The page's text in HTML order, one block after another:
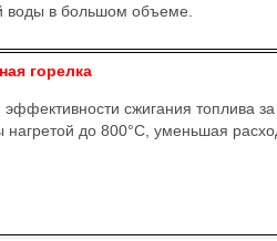
воды в большом объеме.
горелка
сжигания топлива за
нагретой до 800°C, уменьшая